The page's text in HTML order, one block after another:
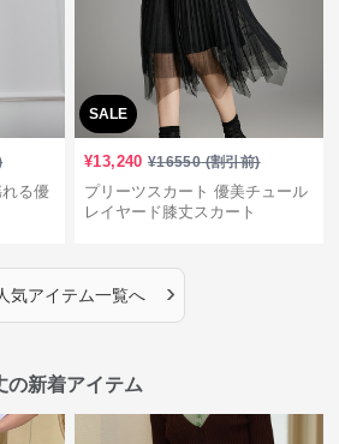
る優
SALE
¥13,240 ¥16550(割引前)
プリーツスカート 優美チュール
レイヤード膝丈スカート
気アイテム一覧へ ›
の新着アイテム